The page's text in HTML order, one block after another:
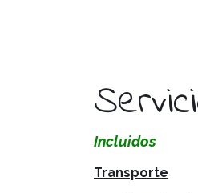
Incluidos
Transporte